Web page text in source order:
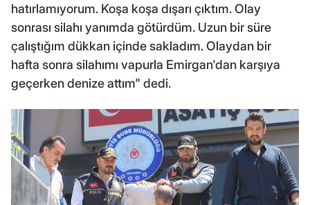
hatırlamıyorum. Koşa koşa dışarı çıktım. Olay
sonrası silahı yanımda götürdüm. Uzun bir süre
çalıştığım dükkan içinde sakladım. Olaydan bir
hafta sonra silahımı vapurla Emirgan'dan karşıya
geçerken denize attım" dedi.